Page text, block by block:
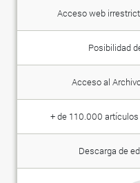
Acceso web
Posibilidad
Acceso al
+ de 110.000 artículos
Descarga de